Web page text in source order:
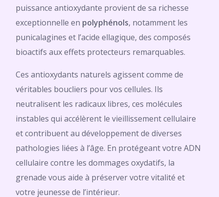
puissance antioxydante provient de sa richesse
exceptionnelle en polyphénols, notamment les
punicalagines et l’acide ellagique, des composés
bioactifs aux effets protecteurs remarquables.
Ces antioxydants naturels agissent comme de
véritables boucliers pour vos cellules. Ils
neutralisent les radicaux libres, ces molécules
instables qui accélèrent le vieillissement cellulaire
et contribuent au développement de diverses
pathologies liées à l’âge. En protégeant votre ADN
cellulaire contre les dommages oxydatifs, la
grenade vous aide à préserver votre vitalité et
votre jeunesse de l’intérieur.